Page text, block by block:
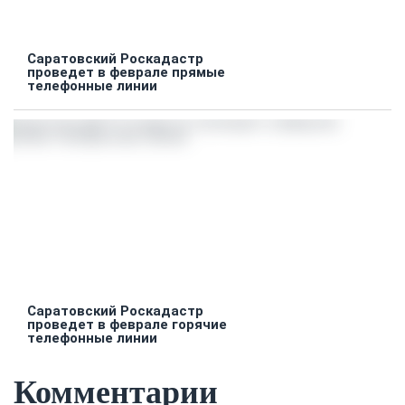
Саратовский Роскадастр
проведет в феврале прямые
телефонные линии
Саратовский Роскадастр
проведет в феврале горячие
телефонные линии
Комментарии